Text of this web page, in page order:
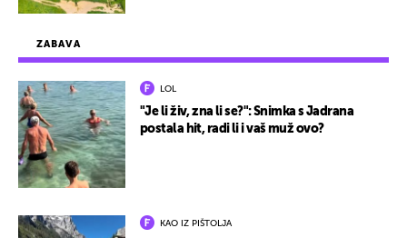
ZABAVA
LOL
"Je li živ, zna li se?": Snimka s Jadrana
postala hit, radi li i vaš muž ovo?
KAO IZ PIŠTOLJA